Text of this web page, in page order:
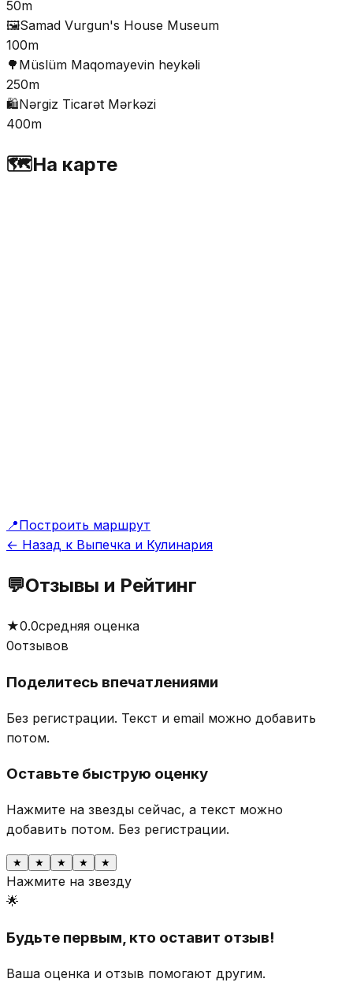
50m
🖼️Samad Vurgun's House Museum
100m
🌳 Müslüm Maqomayevin heykəli
250m
🛍️Nərgiz Ticarət Mərkəzi
400m
🗺️На карте
📍Построить маршрут
← Назад к Выпечка и Кулинария
💬Отзывы и Рейтинг
★0.0средняя оценка
0отзывов
Поделитесь впечатлениями
Без регистрации. Текст и email можно добавить
потом.
Оставьте быструю оценку
Нажмите на звезды сейчас, а текст можно
добавить потом. Без регистрации.
★ ★ ★ ★ ★
Нажмите на звезду
🌟
Будьте первым, кто оставит отзыв!
Ваша оценка и отзыв помогают другим.